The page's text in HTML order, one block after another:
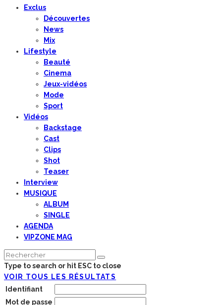
Exclus
Découvertes
News
Mix
Lifestyle
Beauté
Cinema
Jeux-vidéos
Mode
Sport
Vidéos
Backstage
Cast
Clips
Shot
Teaser
Interview
MUSIQUE
ALBUM
SINGLE
AGENDA
VIPZONE MAG
Type to search or hit ESC to close
VOIR TOUS LES RÉSULTATS
Identifiant
Mot de passe